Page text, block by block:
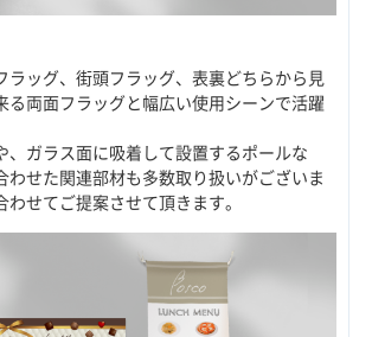
ラッグ、街頭フラッグ、表裏どちらから見
る両面フラッグと幅広い使用シーンで活躍
、ガラス面に吸着して設置するポールな
わせた関連部材も多数取り扱いがございま
せてご提案させて頂きます。